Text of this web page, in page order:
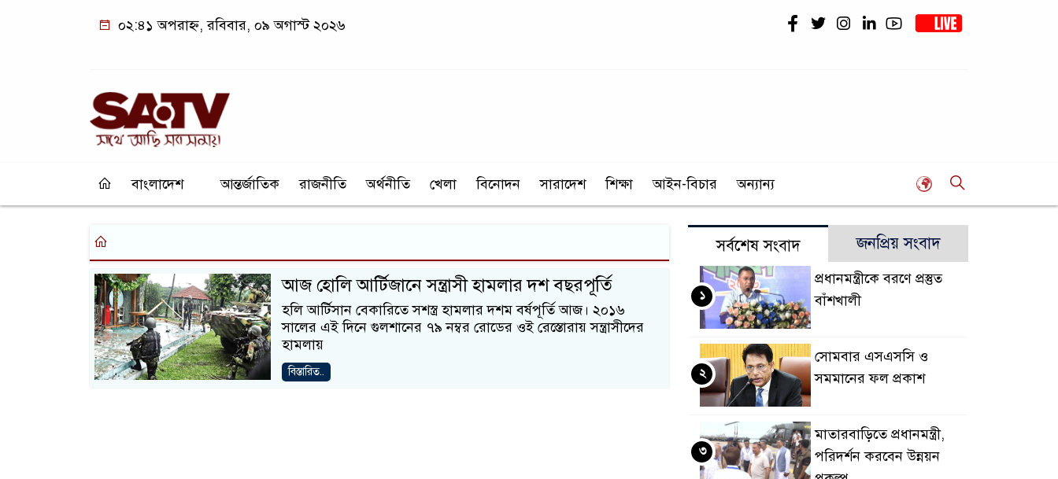
০২:৪১ অপরাহ্ন, রবিবার, ০৯ অগাস্ট ২০২৬
বাংলাদেশ আন্তর্জাতিক রাজনীতি অর্থনীতি খেলা বিনোদন সারাদেশ শিক্ষা আইন-বিচার অন্যান্য
আজ হোলি আর্টিজানে সন্ত্রাসী হামলার দশ বছরপূর্তি
হলি আর্টিসান বেকারিতে সশস্ত্র হামলার দশম বর্ষপূর্তি আজ। ২০১৬
সালের এই দিনে গুলশানের ৭৯ নম্বর রোডের ওই রেস্তোরায় সন্ত্রাসীদের
হামলায়
বিস্তারিত..
সর্বশেষ সংবাদ জনপ্রিয় সংবাদ
প্রধানমন্ত্রীকে বরণে প্রস্তুত
বাঁশখালী
১
সোমবার এসএসসি ও
সমমানের ফল প্রকাশ
২
মাতারবাড়িতে প্রধানমন্ত্রী,
পরিদর্শন করবেন উন্নয়ন
৩